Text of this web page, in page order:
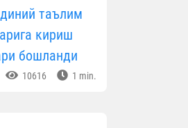
таълим
кириш
бошланди
10616 1 min.